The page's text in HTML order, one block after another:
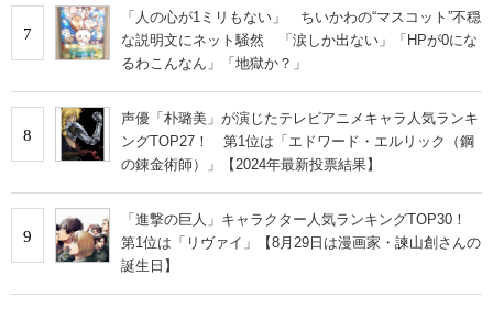
7
「人の心が1ミリもない」 ちいかわの“マスコット”不穏
な説明文にネット騒然 「涙しか出ない」「HPが0にな
るわこんなん」「地獄か？」
8
声優「朴璐美」が演じたテレビアニメキャラ人気ランキ
ングTOP27！ 第1位は「エドワード・エルリック（鋼
の錬金術師）」【2024年最新投票結果】
9
「進撃の巨人」キャラクター人気ランキングTOP30！
第1位は「リヴァイ」【8月29日は漫画家・諫山創さんの
誕生日】